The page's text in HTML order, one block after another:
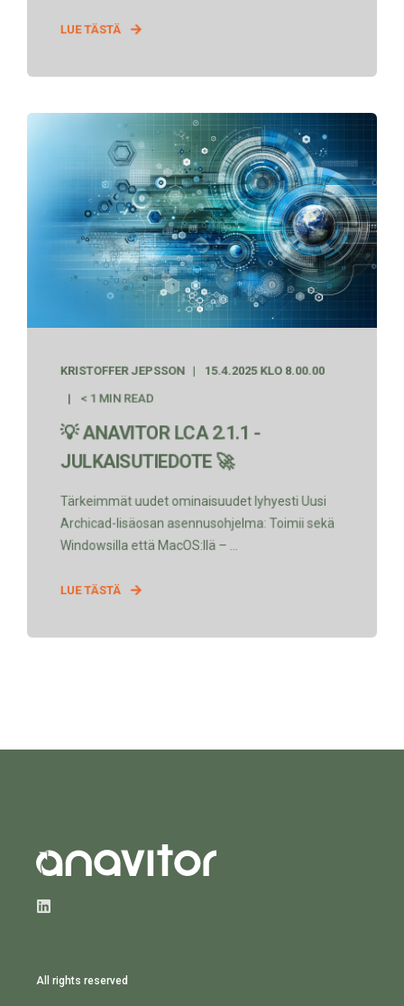
LUE TÄSTÄ
KRISTOFFER JEPSSON 15.4.2025 KLO 8.00.00
< 1 MIN READ
💡 ANAVITOR LCA 2.1.1 -
JULKAISUTIEDOTE 🚀
Tärkeimmät uudet ominaisuudet lyhyesti Uusi
Archicad-lisäosan asennusohjelma: Toimii sekä
Windowsilla että MacOS:llä – ...
LUE TÄSTÄ
All rights reserved